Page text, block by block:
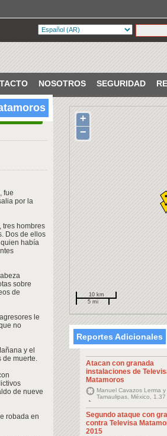
NOSOTROS SEGURIDAD
VERIFICADO
fue
por la
tres hombres
Dos de ellos
había
sobre
de
le
no
y el
de muerte.
de nueve
robada en
+
−
10 km
5 mi
Reportes Adicionales
Atacan con granada
instalaciones de
Matamoros
Manuel Cavazos Lerma
Tamaulipas, México, 1.37
Segundo ataque con
contra Televisa
2015